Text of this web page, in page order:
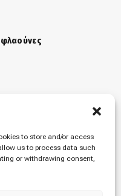
to store and/or access
us to process data such
or withdrawing consent,